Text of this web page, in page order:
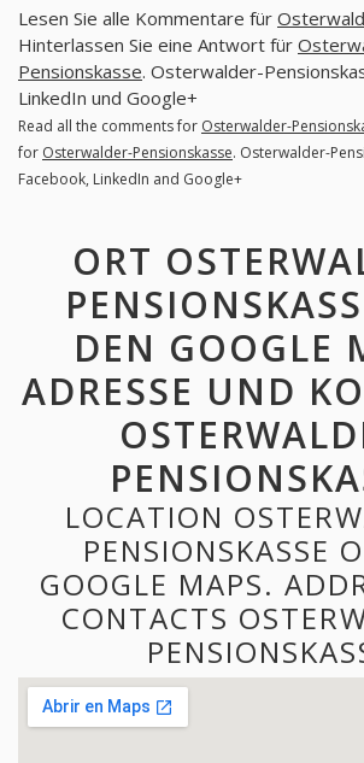
Lesen Sie alle Kommentare für
Hinterlassen Sie eine Antwort für
Pensionskasse. Osterwalder-
LinkedIn und Google+
Read all the comments for Osterwalder-
for Osterwalder-Pensionskasse. Osterwalder-
Facebook, LinkedIn and Google+
ORT
DEN GOOGLE
ADRESSE UND
LOCATION
PENSIONSKASSE
GOOGLE MAPS.
CONTACTS